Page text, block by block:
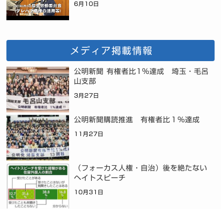
6月10日
メディア掲載情報
公明新聞 有権者比1%達成 埼玉・毛呂
山支部
3月27日
公明新聞購読推進 有権者比１％達成
11月27日
（フォーカス人権・自治）後を絶たない
ヘイトスピーチ
10月31日